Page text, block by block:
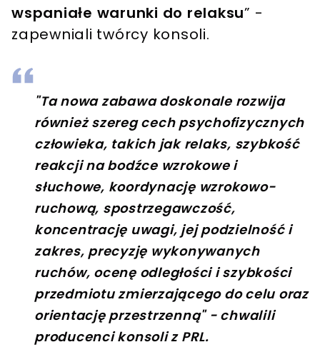
wspaniałe warunki do relaksu” -
zapewniali twórcy konsoli.
"Ta nowa zabawa doskonale rozwija
również szereg cech psychofizycznych
człowieka, takich jak relaks, szybkość
reakcji na bodźce wzrokowe i
słuchowe, koordynację wzrokowo-
ruchową, spostrzegawczość,
koncentrację uwagi, jej podzielność i
zakres, precyzję wykonywanych
ruchów, ocenę odległości i szybkości
przedmiotu zmierzającego do celu oraz
orientację przestrzenną" - chwalili
producenci konsoli z PRL.